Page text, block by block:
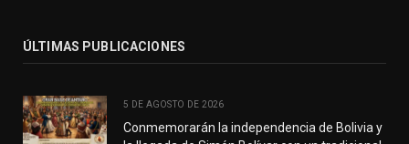
ÚLTIMAS PUBLICACIONES
5 DE AGOSTO DE 2026
Conmemorarán la independencia de Bolivia y